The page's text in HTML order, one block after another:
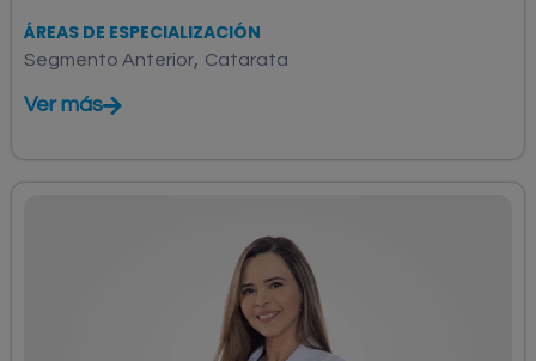
ÁREAS DE ESPECIALIZACIÓN
Segmento Anterior, Catarata
Ver más